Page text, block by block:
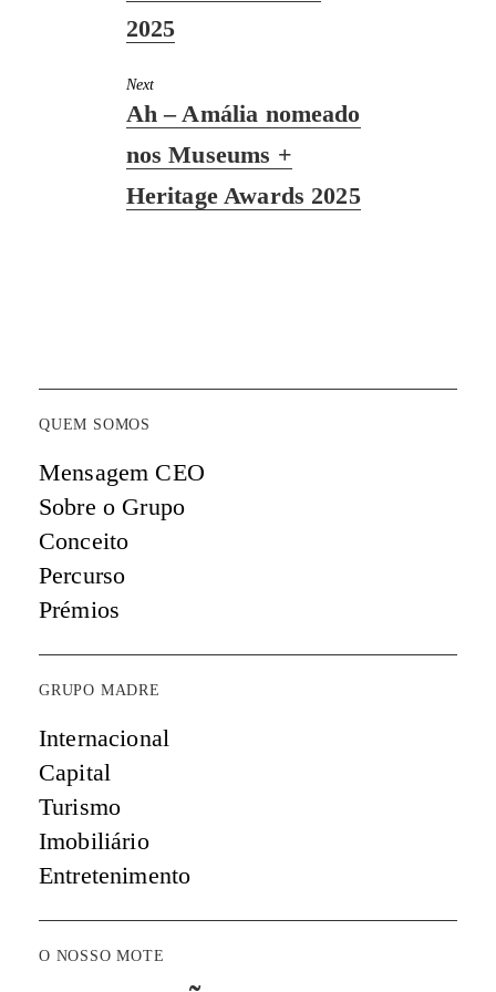
2025
Next
Next
Ah – Amália nomeado
nos Museums +
Heritage Awards 2025
QUEM SOMOS
Mensagem CEO
Sobre o Grupo
Conceito
Percurso
Prémios
GRUPO MADRE
Internacional
Capital
Turismo
Imobiliário
Entretenimento
O NOSSO MOTE